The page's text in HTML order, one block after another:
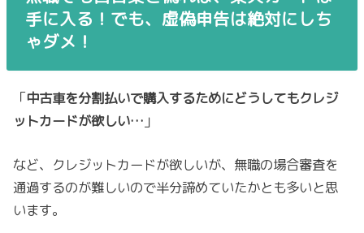
手に入る！でも、虚偽申告は絶対にしち
ゃダメ！
「中古車を分割払いで購入するためにどうしてもクレジ
ットカードが欲しい… 」
など、クレジットカードが欲しいが、無職の場合審査を
通過するのが難しいので半分諦めていたかとも多いと思
います。